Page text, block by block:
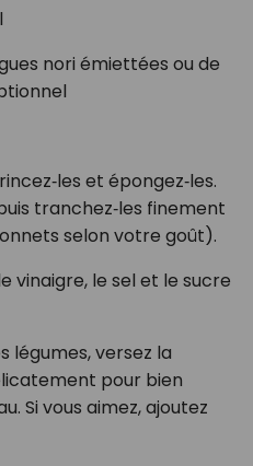
nori émiettées ou de
et épongez‑les.
tranchez‑les finement
selon votre goût).
vinaigre, le sel et le sucre
légumes, versez la
pour bien
Si vous aimez, ajoutez